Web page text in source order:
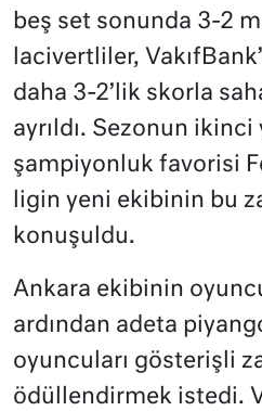
beş set sonunda 3-2
lacivertliler,
daha 3-2’lik skorla
ayrıldı. Sezonun
şampiyonluk favorisi
ligin yeni ekibinin bu
konuşuldu.
Ankara ekibinin
ardından adeta
oyuncuları gösterişli
ödüllendirmek istedi.